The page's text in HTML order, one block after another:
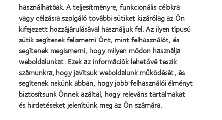
Kontaktlencse-technológia
Kontaktlencsék és a látás
Új viselő
Tapasztalt viselő
Blog
használhatóak. A teljesítményre, funkcionális célokra
vagy célzásra szolgáló további sütiket kizárólag az Ön
kifejezett hozzájárulásával használjuk fel. Az ilyen típusú
sütik segítenek felismerni Önt, mint felhasználót, és
segítenek megismerni, hogy milyen módon használja
weboldalunkat. Ezek az információk lehetővé teszik
számunkra, hogy javítsuk weboldalunk működését, és
segítenek nekünk abban, hogy jobb felhasználói élményt
biztosítsunk Önnek azáltal, hogy releváns tartalmakat
és hirdetéseket jelenítünk meg az Ön számára.